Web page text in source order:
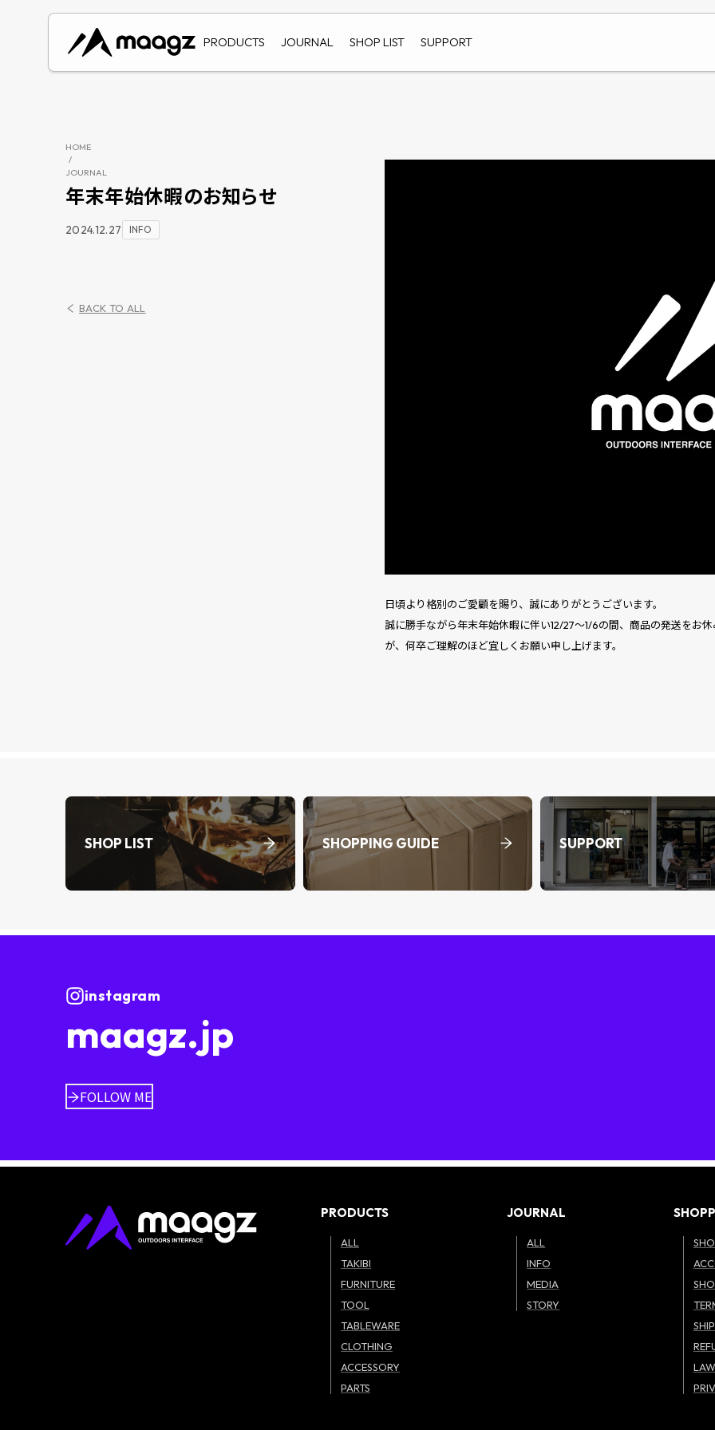
PRODUCTS JOURNAL SHOP LIST SUPPORT
HOME
/
JOURNAL
年末年始休暇のお知らせ
2024.12.27 INFO
BACK TO ALL
日頃より格別のご愛顧を賜り、誠にありがとうございます。
誠に勝手ながら年末年始休暇に伴い12/27〜1/6の間、商品の発送をお
が、何卒ご理解のほど宜しくお願い申し上げます。
SHOP LIST SHOPPING GUIDE SUPPORT
instagram
maagz.jp
FOLLOW ME
PRODUCTS
ALL
TAKIBI
FURNITURE
TOOL
TABLEWARE
CLOTHING
ACCESSORY
PARTS
JOURNAL
ALL
INFO
MEDIA
STORY
LAW